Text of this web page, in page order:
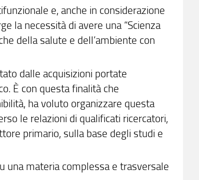
e, anche in considerazione
la necessità di avere una “Scienza
della salute e dell’ambiente con
dalle acquisizioni portate
È con questa finalità che
ha voluto organizzare questa
le relazioni di qualificati ricercatori,
primario, sulla base degli studi e
una materia complessa e trasversale